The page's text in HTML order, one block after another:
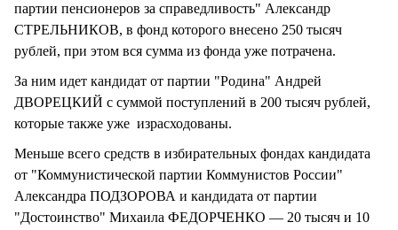
партии пенсионеров за справедливость" Александр
СТРЕЛЬНИКОВ, в фонд которого внесено 250 тысяч
рублей, при этом вся сумма из фонда уже потрачена.
За ним идет кандидат от партии "Родина" Андрей
ДВОРЕЦКИЙ с суммой поступлений в 200 тысяч рублей,
которые также уже израсходованы.
Меньше всего средств в избирательных фондах кандидата
от "Коммунистической партии Коммунистов России"
Александра ПОДЗОРОВА и кандидата от партии
"Достоинство" Михаила ФЕДОРЧЕНКО — 20 тысяч и 10